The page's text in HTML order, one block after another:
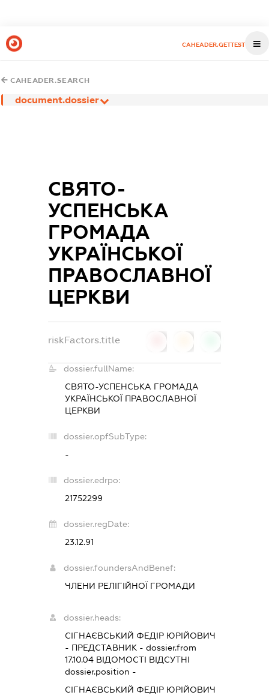
CAHEADER.GETTEST
CAHEADER.SEARCH
document.dossier
СВЯТО-
УСПЕНСЬКА
ГРОМАДА
УКРАЇНСЬКОЇ
ПРАВОСЛАВНОЇ
ЦЕРКВИ
riskFactors.title
dossier.fullName:
СВЯТО-УСПЕНСЬКА ГРОМАДА
УКРАЇНСЬКОЇ ПРАВОСЛАВНОЇ
ЦЕРКВИ
dossier.opfSubType:
-
dossier.edrpo:
21752299
dossier.regDate:
23.12.91
dossier.foundersAndBenef:
ЧЛЕНИ РЕЛІГІЙНОЇ ГРОМАДИ
dossier.heads:
СІГНАЄВСЬКИЙ ФЕДІР ЮРІЙОВИЧ
- ПРЕДСТАВНИК - dossier.from
17.10.04ВІДОМОСТІ ВІДСУТНІ
dossier.position -
СІГНАЄВСЬКИЙ ФЕДІР ЮРІЙОВИЧ